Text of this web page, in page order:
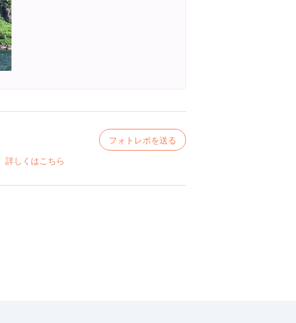
フォトレポを送る
詳しくはこちら